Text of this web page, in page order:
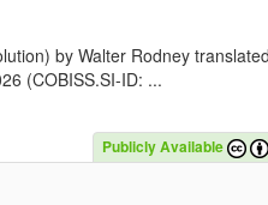
by Walter Rodney
(COBISS.SI-ID: ...
Publicly Available